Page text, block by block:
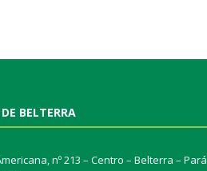
BELTERRA
nº 213 – Centro – Belterra – Pará